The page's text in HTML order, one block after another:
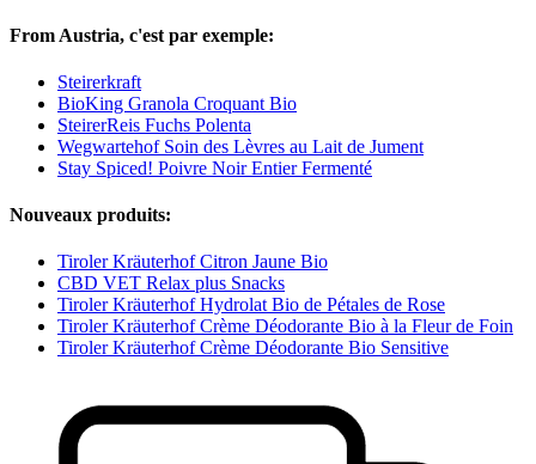
From Austria, c'est par exemple:
Steirerkraft
BioKing Granola Croquant Bio
SteirerReis Fuchs Polenta
Wegwartehof Soin des Lèvres au Lait de Jument
Stay Spiced! Poivre Noir Entier Fermenté
Nouveaux produits:
Tiroler Kräuterhof Citron Jaune Bio
CBD VET Relax plus Snacks
Tiroler Kräuterhof Hydrolat Bio de Pétales de Rose
Tiroler Kräuterhof Crème Déodorante Bio à la Fleur de Foin
Tiroler Kräuterhof Crème Déodorante Bio Sensitive